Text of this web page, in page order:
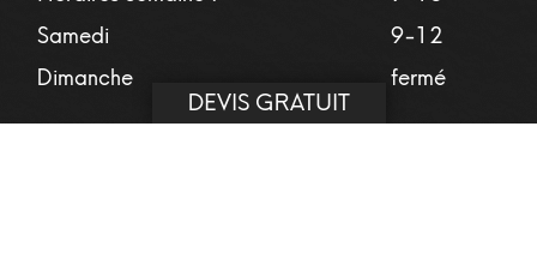
Samedi
9-12
Dimanche
fermé
DEVIS GRATUIT